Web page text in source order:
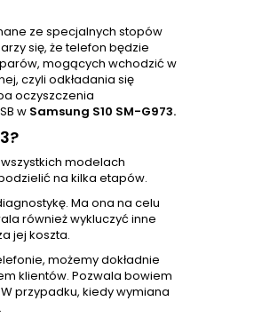
ze specjalnych stopów
się, że telefon będzie
mogących wchodzić w
czyli odkładania się
oczyszczenia
w Samsung S10 SM-G973.
modelach
na kilka etapów.
Ma ona na celu
również wykluczyć inne
jej koszta.
możemy dokładnie
klientów. Pozwala bowiem
przypadku, kiedy wymiana